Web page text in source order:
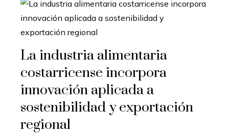
La industria alimentaria
costarricense incorpora
innovación aplicada a
sostenibilidad y exportación
regional